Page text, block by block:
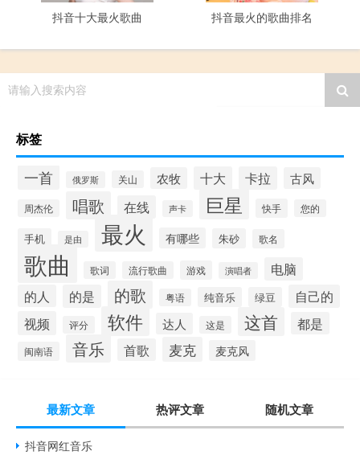
抖音十大最火歌曲 抖音最火的歌曲排名
请输入搜索内容
标签
一首 俄罗斯 关山 农牧 十大 卡拉 古风
周杰伦 唱歌 在线 声卡 巨星 快手 您的
手机 是由 最火 有哪些 朱砂 歌名
歌曲 歌词 流行歌曲 游戏 演唱者 电脑
的人 的是 的歌 粤语 纯音乐 绿豆 自己的
视频 评分 软件 达人 这是 这首 都是
闽南语 音乐 首歌 麦克 麦克风
最新文章 热评文章 随机文章
抖音网红音乐